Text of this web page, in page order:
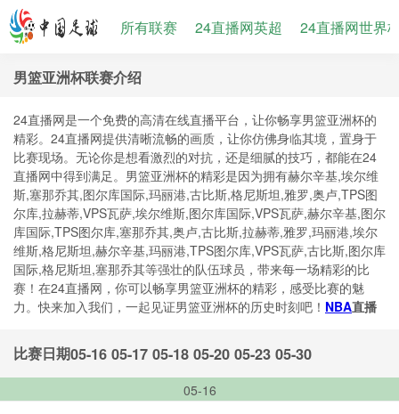
所有联赛 24直播网英超 24直播网世界
男篮亚洲杯联赛介绍
24直播网是一个免费的高清在线直播平台，让你畅享男篮亚洲杯的
精彩。24直播网提供清晰流畅的画质，让你仿佛身临其境，置身于
比赛现场。无论你是想看激烈的对抗，还是细腻的技巧，都能在24
直播网中得到满足。男篮亚洲杯的精彩是因为拥有赫尔辛基,埃尔维
斯,塞那乔其,图尔库国际,玛丽港,古比斯,格尼斯坦,雅罗,奥卢,TPS图
尔库,拉赫蒂,VPS瓦萨,埃尔维斯,图尔库国际,VPS瓦萨,赫尔辛基,图尔
库国际,TPS图尔库,塞那乔其,奥卢,古比斯,拉赫蒂,雅罗,玛丽港,埃尔
维斯,格尼斯坦,赫尔辛基,玛丽港,TPS图尔库,VPS瓦萨,古比斯,图尔库
国际,格尼斯坦,塞那乔其等强壮的队伍球员，带来每一场精彩的比
赛！在24直播网，你可以畅享男篮亚洲杯的精彩，感受比赛的魅
力。快来加入我们，一起见证男篮亚洲杯的历史时刻吧！ NBA直播
比赛日期05-16 05-17 05-18 05-20 05-23 05-30
05-16